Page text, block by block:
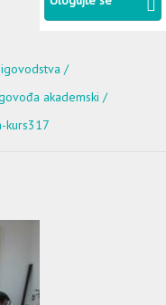
akademski
kurs317